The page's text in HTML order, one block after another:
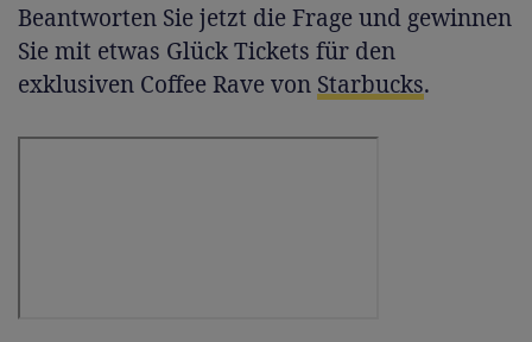
Beantworten Sie jetzt die Frage und gewinnen
Sie mit etwas Glück Tickets für den
exklusiven Coffee Rave von Starbucks.